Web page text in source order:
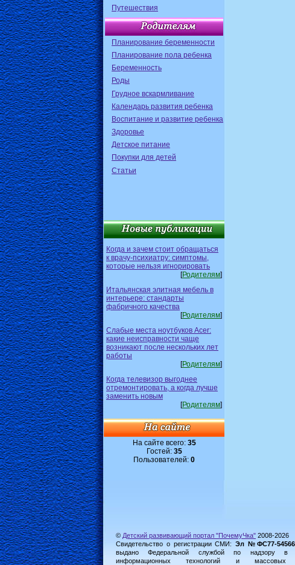
Путешествия
Планирование беременности
Планирование пола ребенка
Беременность
Роды
Грудное вскармливание
Календарь развития ребенка
Воспитание и развитие ребенка
Здоровье
Детское питание
Покупки для детей
Статьи
Когда и зачем стоит обращаться
к врачу-психиатру: симптомы,
которые нельзя игнорировать
[Родителям]
Итальянская элитная мебель в
интерьере: стандарты
фабричного качества
[Родителям]
Слабые места ноутбуков Acer:
какие неисправности чаще
возникают после нескольких лет
работы
[Родителям]
Когда телевизор выгоднее
отремонтировать, а когда лучше
заменить новым
[Родителям]
На сайте всего: 35
Гостей: 35
Пользователей: 0
© Детский развивающий портал "ПочемуЧка" 2008-2026
Свидетельство о регистрации СМИ: Эл №ФС77-54566
выдано Федеральной службой по надзору в
информационных технологий и массовых